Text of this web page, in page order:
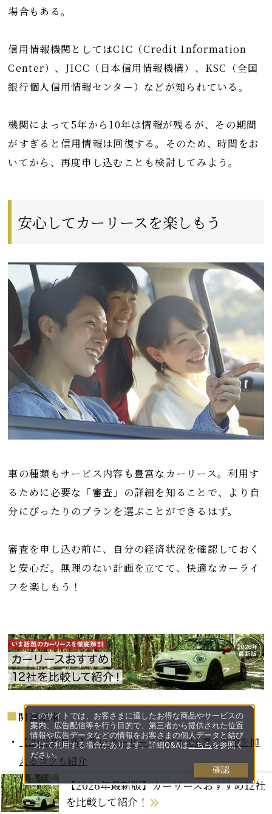
【2026年最新版】カーリースおすすめ12社
を比較して紹介！
場合もある。
信用情報機関としてはCIC（Credit Information
Center）、JICC（日本信用情報機構）、KSC（全国
銀行個人信用情報センター）などが知られている。
機関によって5年から10年は情報が残るが、その期間
がすぎると信用情報は回復する。そのため、時間をお
いてから、再度申し込むことも検討してみよう。
安心してカーリースを楽しもう
車の種類もサービス内容も豊富なカーリース。利用す
るために必要な「審査」の詳細を知ることで、より自
分にぴったりのプランを選ぶことができるはず。
審査を申し込む前に、自分の経済状況を確認しておく
と安心だ。無理のない計画を立てて、快適なカーライ
フを楽しもう！
関連記事
【2025年最新】安いカーリースおすすめ6選｜料金を抑
えるコツも紹介
【2025年最新版】中古車カーリース、おすすめ5社を徹
底比較
このサイトでは、お客さまに適したお得な商品やサービスの
案内、広告配信等を行う目的で、第三者から提供された位置
情報や広告データなどの情報をお客さまの個人データと結び
つけて利用する場合があります。詳細Q&Aはこちらを参照く
ださい。
確認